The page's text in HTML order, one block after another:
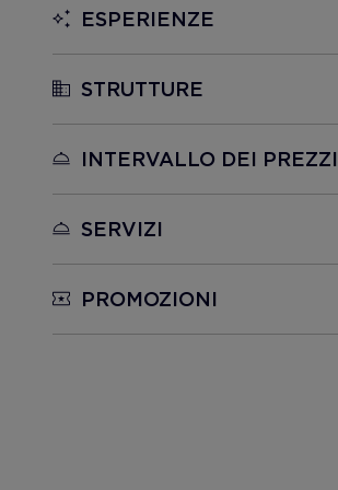
ESPERIENZE
STRUTTURE
INTERVALLO DEI PREZZI
SERVIZI
PROMOZIONI